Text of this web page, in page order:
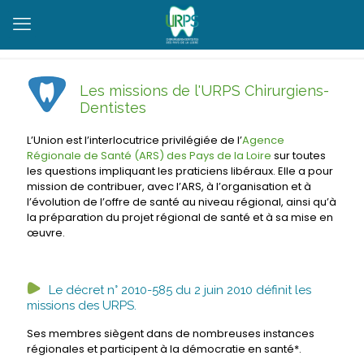
Les missions de l'URPS Chirurgiens-
Dentistes
L’Union est l’interlocutrice privilégiée de l’Agence
Régionale de Santé (ARS) des Pays de la Loire sur toutes
les questions impliquant les praticiens libéraux. Elle a pour
mission de contribuer, avec l’ARS, à l’organisation et à
l’évolution de l’offre de santé au niveau régional, ainsi qu’à
la préparation du projet régional de santé et à sa mise en
œuvre.
Le décret n° 2010-585 du 2 juin 2010 définit les
missions des URPS.
Ses membres siègent dans de nombreuses instances
régionales et participent à la démocratie en santé*.